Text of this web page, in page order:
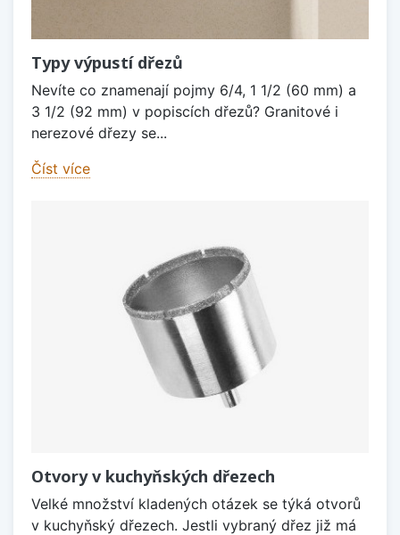
Typy výpustí dřezů
Nevíte co znamenají pojmy 6/4, 1 1/2 (60 mm) a
3 1/2 (92 mm) v popiscích dřezů? Granitové i
nerezové dřezy se...
Číst více
Otvory v kuchyňských dřezech
Velké množství kladených otázek se týká otvorů
v kuchyňský dřezech. Jestli vybraný dřez již má